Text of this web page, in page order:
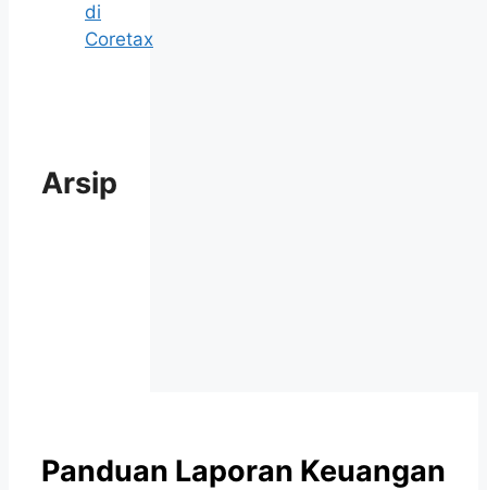
di
Coretax
Arsip
Panduan Laporan Keuangan